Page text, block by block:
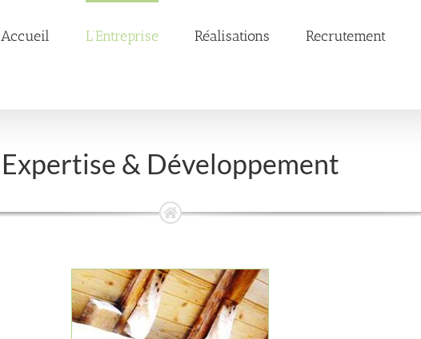
Accueil L’Entreprise Réalisations Recrutement
Expertise & Développement